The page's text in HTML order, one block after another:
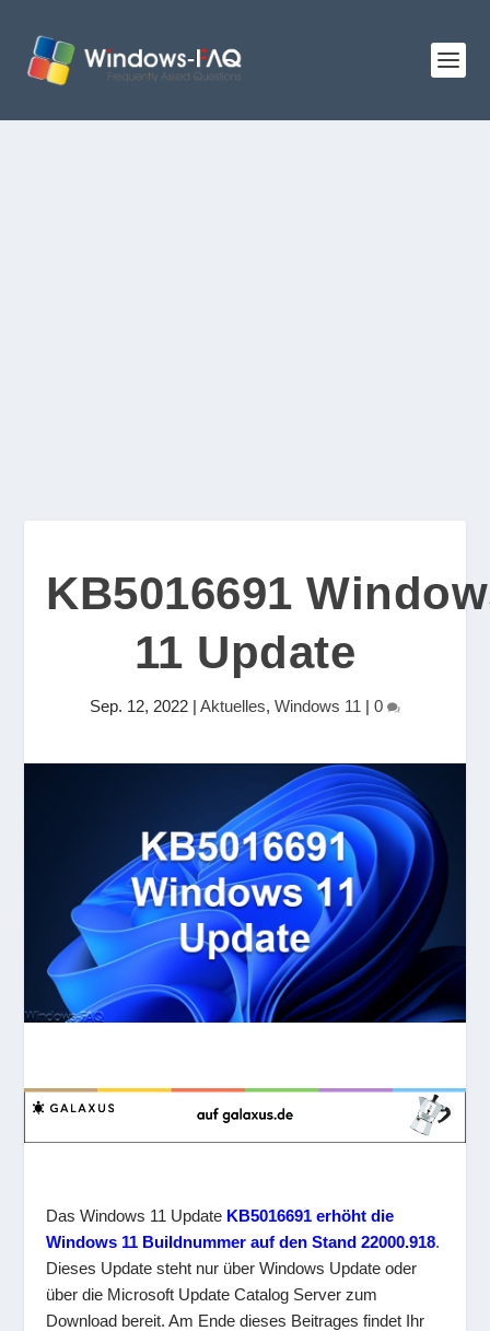
KB5016691
11 Update
Sep. 12, 2022 | Aktuelles, Windows 11 | 0
Das Windows 11 Update KB5016691 erhöht die
Windows 11 Buildnummer auf den Stand 22000.918.
Dieses Update steht nur über Windows Update oder
über die Microsoft Update Catalog Server zum
Download bereit. Am Ende dieses Beitrages findet Ihr